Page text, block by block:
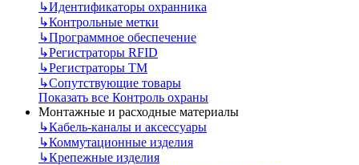
↳Идентификаторы охранника
↳Контрольные метки
↳Программное обеспечение
↳Регистраторы RFID
↳Регистраторы ТМ
↳Сопутствующие товары
Показать все Контроль охраны
Монтажные и расходные материалы
↳Кабель-каналы и аксессуары
↳Коммутационные изделия
↳Крепежные изделия